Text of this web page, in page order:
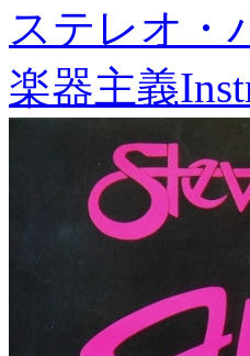
ステレオ・
楽器主義